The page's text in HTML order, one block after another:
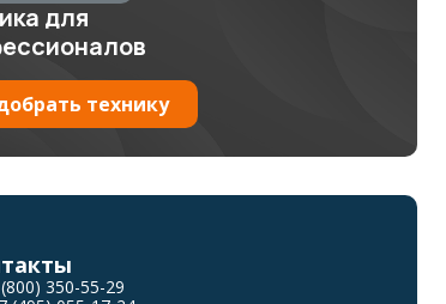
для
технику
350-55-29